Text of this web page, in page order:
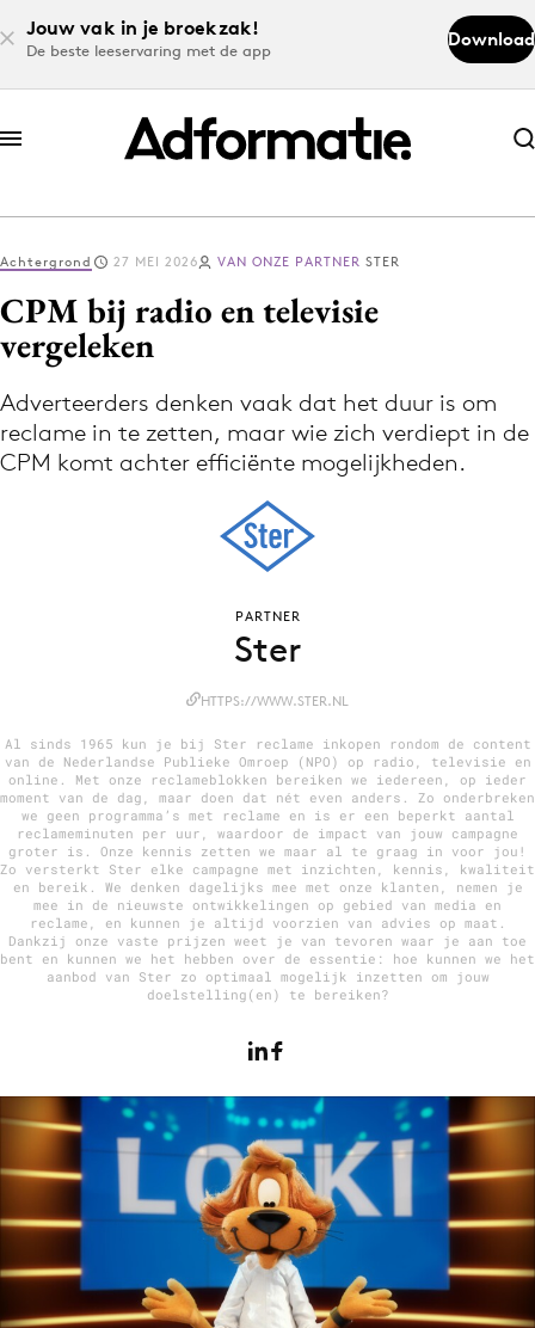
Jouw vak in je broekzak!
De beste leeservaring met de app
Download
Abonneer nu
Abonneer nu
Log in
Volg het laatste nieuws via de Adformatie
Nieuws app
12 nov: MarketingLive!
Adverteren
Events
Opleidingen
Vacatures
Academy
Partners
Bureaus
Campagnes
Carriere
Contentmarketing
Craft
Customer Experience
Data & Insights
Achtergrond 27 MEI 2026 VAN ONZE PARTNER STER
CPM bij radio en televisie
vergeleken
Adverteerders denken vaak dat het duur is om
reclame in te zetten, maar wie zich verdiept in de
CPM komt achter efficiënte mogelijkheden.
PARTNER
Ster
HTTPS://WWW.STER.NL
Al sinds 1965 kun je bij Ster reclame inkopen rondom de content
van de Nederlandse Publieke Omroep (NPO) op radio, televisie en
online. Met onze reclameblokken bereiken we iedereen, op ieder
moment van de dag, maar doen dat nét even anders. Zo onderbreken
we geen programma’s met reclame en is er een beperkt aantal
reclameminuten per uur, waardoor de impact van jouw campagne
groter is. Onze kennis zetten we maar al te graag in voor jou!
Zo versterkt Ster elke campagne met inzichten, kennis, kwaliteit
en bereik. We denken dagelijks mee met onze klanten, nemen je
mee in de nieuwste ontwikkelingen op gebied van media en
reclame, en kunnen je altijd voorzien van advies op maat.
Dankzij onze vaste prijzen weet je van tevoren waar je aan toe
bent en kunnen we het hebben over de essentie: hoe kunnen we het
aanbod van Ster zo optimaal mogelijk inzetten om jouw
doelstelling(en) te bereiken?